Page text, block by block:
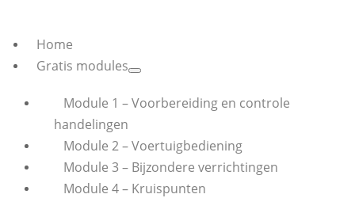
Home
Gratis modules
Module 1 – Voorbereiding en controle
handelingen
Module 2 – Voertuigbediening
Module 3 – Bijzondere verrichtingen
Module 4 – Kruispunten